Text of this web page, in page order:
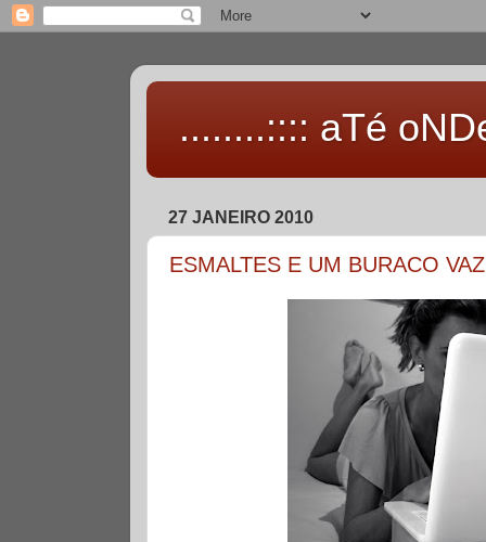
........:::: aTé
27 JANEIRO 2010
ESMALTES E UM BURACO